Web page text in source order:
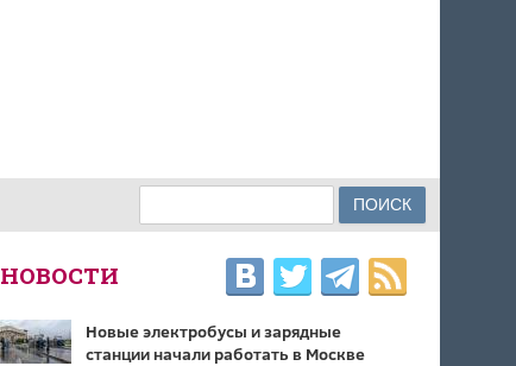
ФОРМА ПОИСКА
НОВОСТИ
Новые электробусы и зарядные
станции начали работать в Москве